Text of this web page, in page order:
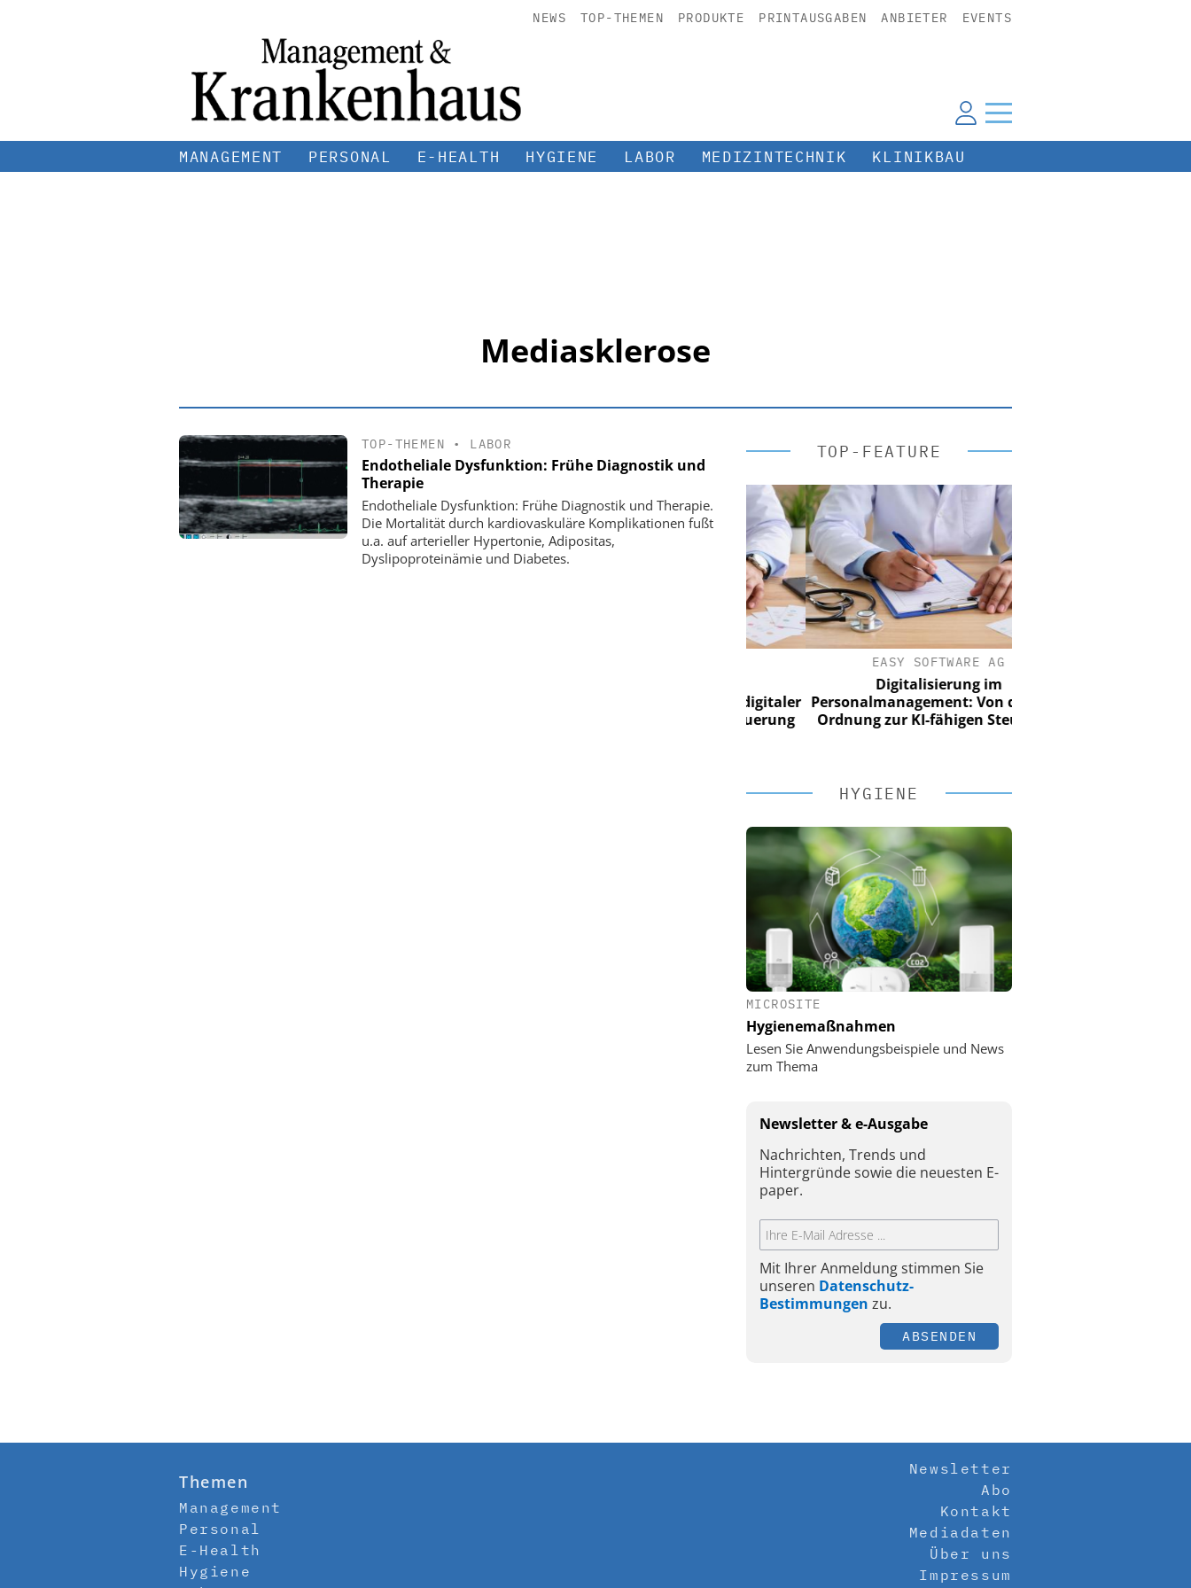
NEWS TOP-THEMEN PRODUKTE PRINTAUSGABEN ANBIETER EVENTS
MANAGEMENT PERSONAL E-HEALTH HYGIENE LABOR MEDIZINTECHNIK KLINIKBAU
Mediasklerose
TOP-THEMEN • LABOR
Endotheliale Dysfunktion: Frühe Diagnostik und
Therapie
Endotheliale Dysfunktion: Frühe Diagnostik und Therapie.
Die Mortalität durch kardiovaskuläre Komplikationen fußt
u.a. auf arterieller Hypertonie, Adipositas,
Dyslipoproteinämie und Diabetes.
TOP-FEATURE
Personalmanagement: Von digitaler
Ordnung zur KI-fähigen Steuerung
EASY SOFTWARE AG
Digitalisierung im
Personalmanagement: Von digitaler
Ordnung zur KI-fähigen Steuerung
HYGIENE
MICROSITE
Hygienemaßnahmen
Lesen Sie Anwendungsbeispiele und News
zum Thema
Newsletter & e-Ausgabe
Nachrichten, Trends und
Hintergründe sowie die neuesten E-
paper.
Mit Ihrer Anmeldung stimmen Sie
unseren Datenschutz-
Bestimmungen zu.
ABSENDEN
Themen
Management
Personal
E-Health
Hygiene
Newsletter
Abo
Kontakt
Mediadaten
Über uns
Impressum